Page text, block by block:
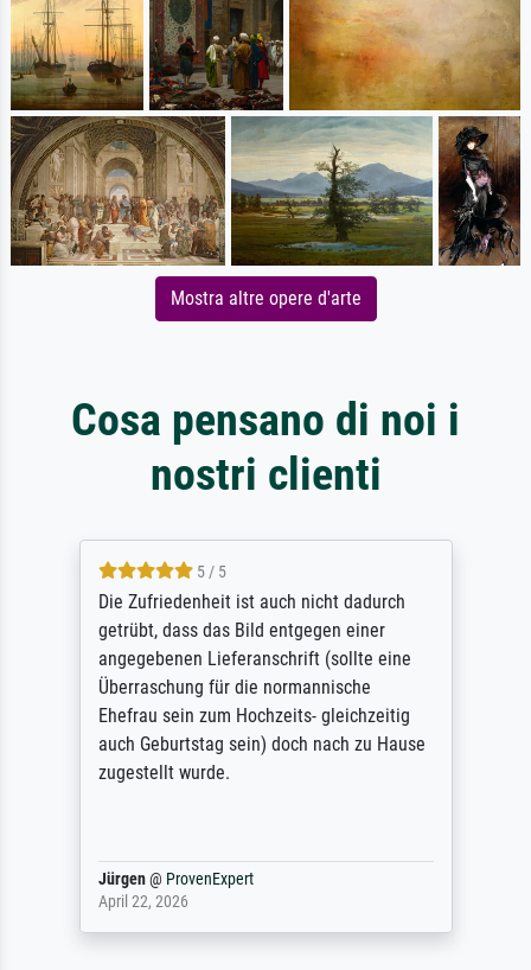
Mostra altre opere d'arte
Cosa pensano di noi i
nostri clienti
5 / 5
Die Zufriedenheit ist auch nicht dadurch
getrübt, dass das Bild entgegen einer
angegebenen Lieferanschrift (sollte eine
Überraschung für die normannische
Ehefrau sein zum Hochzeits- gleichzeitig
auch Geburtstag sein) doch nach zu Hause
zugestellt wurde.
Jürgen@ ProvenExpert
April 22, 2026